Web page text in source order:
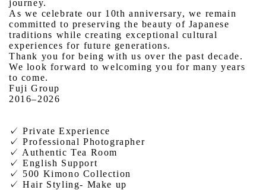
journey.
As we celebrate our 10th anniversary, we remain
committed to preserving the beauty of Japanese
traditions while creating exceptional cultural
experiences for future generations.
Thank you for being with us over the past decade.
We look forward to welcoming you for many years
to come.
Fuji Group
2016–2026
✓ Private Experience
✓ Professional Photographer
✓ Authentic Tea Room
✓ English Support
✓ 500 Kimono Collection
✓ Hair Styling- Make up